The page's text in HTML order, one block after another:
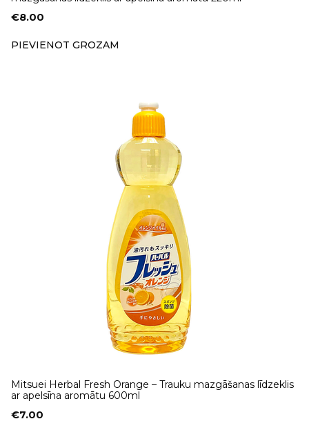
€8.00
PIEVIENOT GROZAM
Mitsuei Herbal Fresh Orange – Trauku mazgāšanas līdzeklis
ar apelsīna aromātu 600ml
€7.00